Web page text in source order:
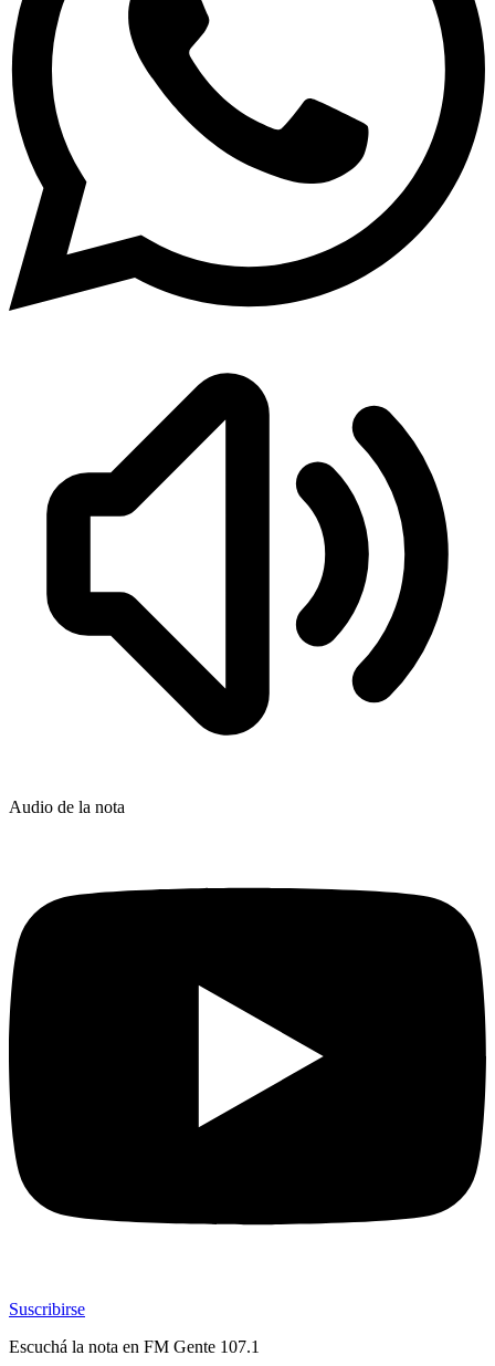
Audio de la nota
Suscribirse
Escuchá la nota en FM Gente 107.1